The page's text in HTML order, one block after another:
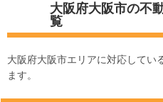
大阪府大阪市の不
覧
大阪府大阪市エリアに対応してい
ます。